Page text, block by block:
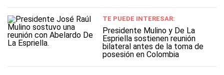
TE PUEDE INTERESAR:
Presidente Mulino y De La
Espriella sostienen reunión
bilateral antes de la toma de
posesión en Colombia